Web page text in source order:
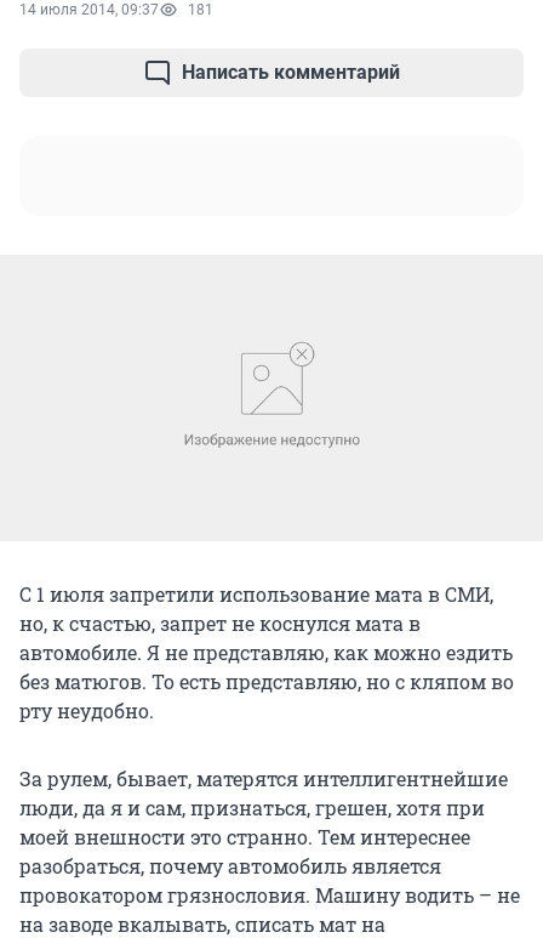
14 июля 2014, 09:37 181
Написать комментарий
С 1 июля запретили использование мата в СМИ,
но, к счастью, запрет не коснулся мата в
автомобиле. Я не представляю, как можно ездить
без матюгов. То есть представляю, но с кляпом во
рту неудобно.
За рулем, бывает, матерятся интеллигентнейшие
люди, да я и сам, признаться, грешен, хотя при
моей внешности это странно. Тем интереснее
разобраться, почему автомобиль является
провокатором грязнословия. Машину водить – не
на заводе вкалывать, списать мат на